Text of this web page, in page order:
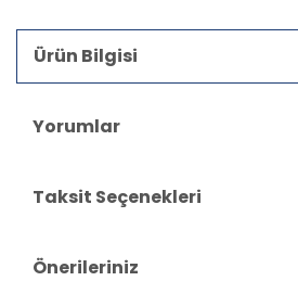
Ürün Bilgisi
Yorumlar
Taksit Seçenekleri
Önerileriniz